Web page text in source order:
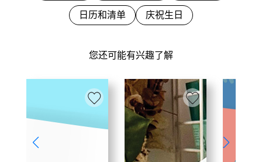
您还可能有兴趣了解
日历和清单 庆祝生日